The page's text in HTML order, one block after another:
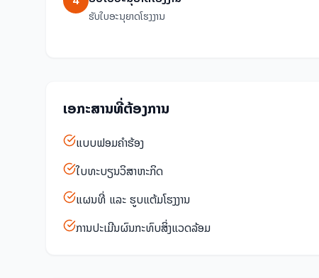
ຮັບໃບອະນຸຍາດໂຮງງານ
ເອກະສານທີ່ຕ້ອງການ
ແບບຟອມຄໍາຮ້ອງ
ໃບທະບຽນວິສາຫະກິດ
ແຜນທີ່ ແລະ ຮູບແຕ້ມໂຮງງານ
ການປະເມີນຜົນກະທົບສິ່ງແວດລ້ອມ